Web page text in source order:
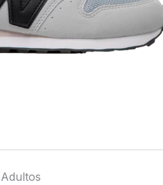
Adultos